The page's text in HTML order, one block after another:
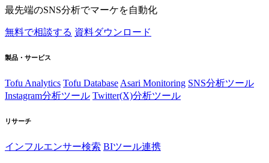
最先端のSNS分析でマーケを自動化
無料で相談する 資料ダウンロード
製品・サービス
Tofu Analytics Tofu Database Asari Monitoring SNS分析ツール
Instagram分析ツール Twitter(X)分析ツール
リサーチ
インフルエンサー検索 BIツール連携